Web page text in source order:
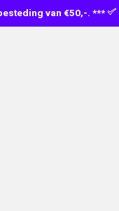
van €50,-. ***